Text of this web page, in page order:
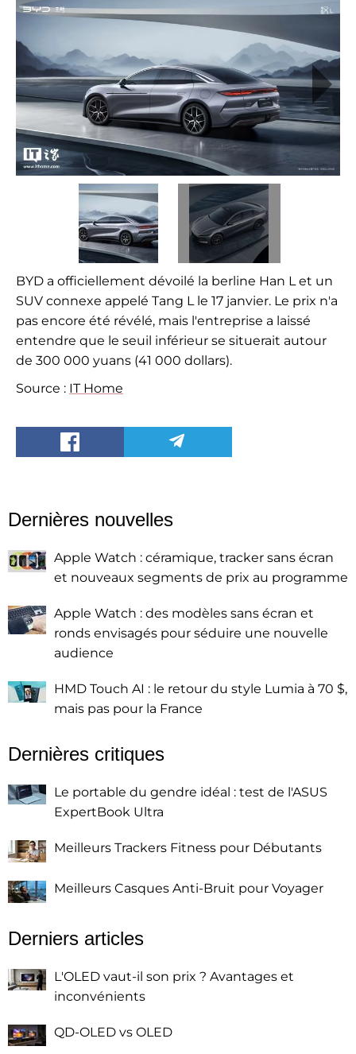
BYD a officiellement dévoilé la berline Han L et un
SUV connexe appelé Tang L le 17 janvier. Le prix n'a
pas encore été révélé, mais l'entreprise a laissé
entendre que le seuil inférieur se situerait autour
de 300 000 yuans (41 000 dollars).
Source : IT Home
Dernières nouvelles
Apple Watch : céramique, tracker sans écran
et nouveaux segments de prix au programme
Apple Watch : des modèles sans écran et
ronds envisagés pour séduire une nouvelle
audience
HMD Touch AI : le retour du style Lumia à 70 $,
mais pas pour la France
Dernières critiques
Le portable du gendre idéal : test de l'ASUS
ExpertBook Ultra
Meilleurs Trackers Fitness pour Débutants
Meilleurs Casques Anti-Bruit pour Voyager
Derniers articles
L'OLED vaut-il son prix ? Avantages et
inconvénients
QD-OLED vs OLED